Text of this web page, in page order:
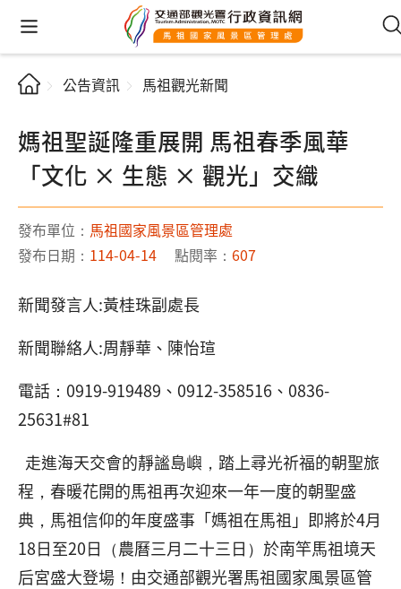
公告資訊 馬祖觀光新聞
媽祖聖誕隆重展開 馬祖春季風華
「文化 × 生態 × 觀光」交織
發布單位： 馬祖國家風景區管理處
發布日期： 114-04-14 點閱率： 607
新聞發言人:黃桂珠副處長
新聞聯絡人:周靜華、陳怡瑄
電話：0919-919489、0912-358516、0836-
25631#81
走進海天交會的靜謐島嶼，踏上尋光祈福的朝聖旅
程，春暖花開的馬祖再次迎來一年一度的朝聖盛
典，馬祖信仰的年度盛事「媽祖在馬祖」即將於4月
18日至20日（農曆三月二十三日）於南竿馬祖境天
后宮盛大登場！由交通部觀光署馬祖國家風景區管